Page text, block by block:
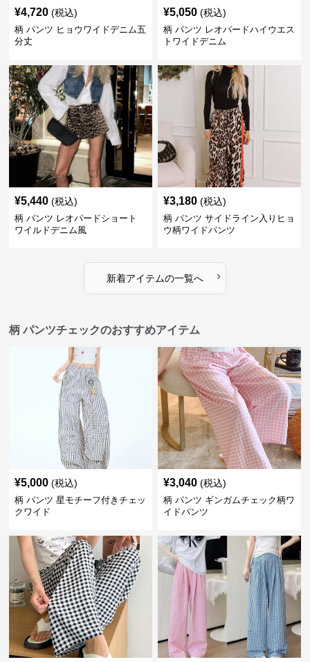
¥4,720 (税込)
柄 パンツ ヒョウワイドデニム五
分丈
¥5,050 (税込)
柄 パンツ レオパードハイウエス
トワイドデニム
¥5,440 (税込)
柄 パンツ レオパードショート
ワイルドデニム風
¥3,180 (税込)
柄 パンツ サイドライン入りヒョ
ウ柄ワイドパンツ
新着アイテムの一覧へ ›
柄 パンツチェックのおすすめアイテム
¥5,000 (税込)
柄 パンツ 星モチーフ付きチェッ
クワイド
¥3,040 (税込)
柄 パンツ ギンガムチェック柄ワ
イドパンツ